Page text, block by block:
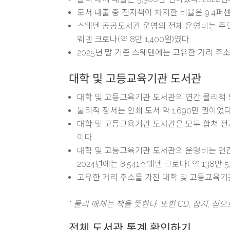
도서 대출 중 전자책이 차지한 비율은 9.4퍼
스웨덴 공공도서관 운영의 전체 운영비는
웨덴 크로나(약 8만 1,400원)였다.
2025년 말 기준 스웨덴에는 고유한 거리 주
대학 및 고등교육기관 도서관
대학 및 고등교육기관 도서관의 연간 물리
물리적 장서는 인쇄 도서 약 1,690만 권이었
대학 및 고등교육기관 도서관은 모두 합쳐
이다.
대학 및 고등교육기관 도서관의 운영비는
2024년에는 8,541스웨덴 크로나( 약 138만
고유한 거리 주소를 가진 대학 및 고등교육
* 물리 매체는 책을 뜻한다. 또한 CD, 잡지, 집